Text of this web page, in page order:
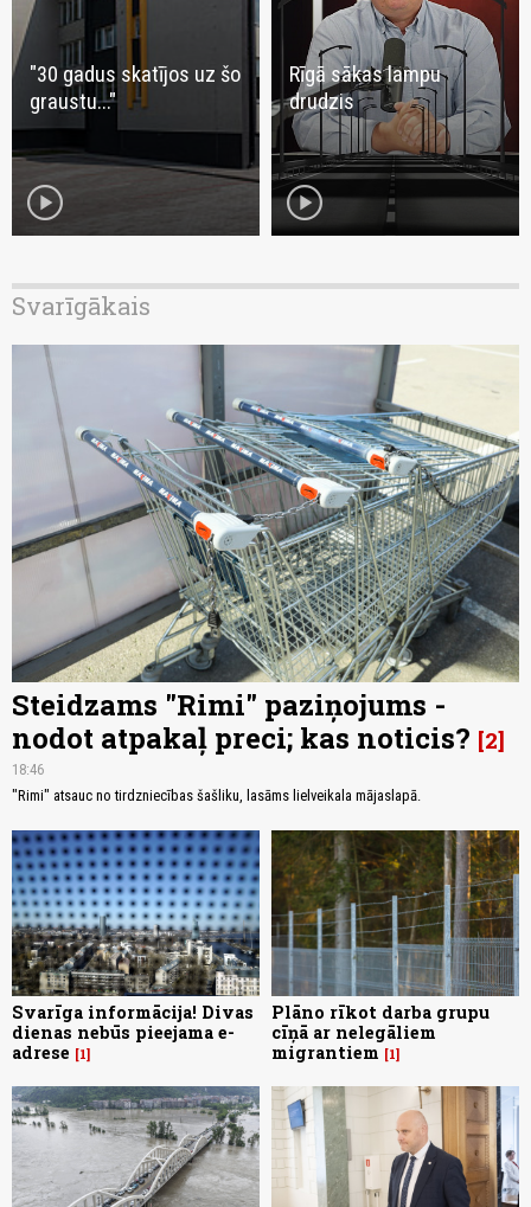
"30 gadus skatījos uz šo
graustu..."
play_circle
Rīgā sākas lampu
drudzis
play_circle
Svarīgākais
Steidzams "Rimi" paziņojums -
nodot atpakaļ preci; kas noticis? 2
18:46
"Rimi" atsauc no tirdzniecības šašliku, lasāms lielveikala mājaslapā.
Svarīga informācija! Divas
dienas nebūs pieejama e-
adrese
1
Plāno rīkot darba grupu
cīņā ar nelegāliem
migrantiem
1